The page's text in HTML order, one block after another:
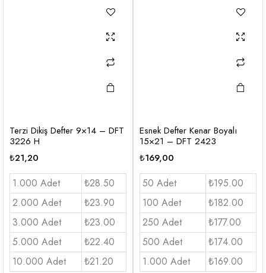
Terzi Dikiş Defter 9×14 – DFT
3226 H
₺21,20
1.000 Adet
₺28.50
2.000 Adet
₺23.90
3.000 Adet
₺23.00
5.000 Adet
₺22.40
10.000 Adet
₺21.20
Esnek Defter Kenar Boyalı
15×21 – DFT 2423
₺169,00
50 Adet
₺195.00
100 Adet
₺182.00
250 Adet
₺177.00
500 Adet
₺174.00
1.000 Adet
₺169.00